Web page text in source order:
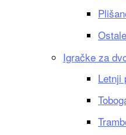
Igračke za
Letnji